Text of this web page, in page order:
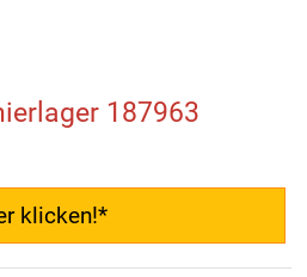
187963
klicken!*